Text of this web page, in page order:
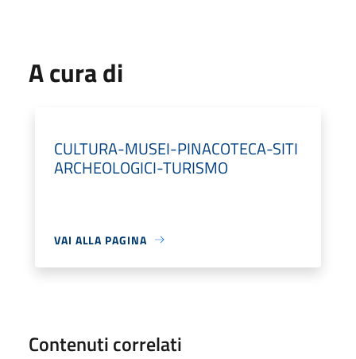
A cura di
CULTURA-MUSEI-PINACOTECA-SITI
ARCHEOLOGICI-TURISMO
VAI ALLA PAGINA
Contenuti correlati